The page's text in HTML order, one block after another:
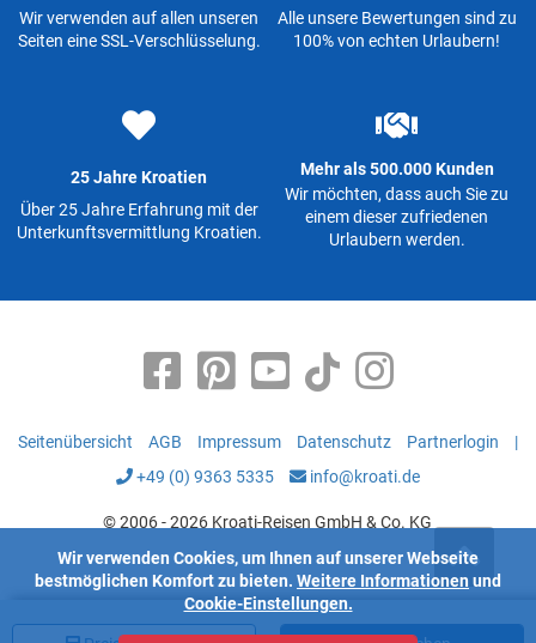
Wir verwenden auf allen unseren
Seiten eine SSL-Verschlüsselung.
Alle unsere Bewertungen sind zu
100% von echten Urlaubern!
25 Jahre Kroatien
Über 25 Jahre Erfahrung mit der
Unterkunftsvermittlung Kroatien.
Mehr als 500.000 Kunden
Wir möchten, dass auch Sie zu
einem dieser zufriedenen
Urlaubern werden.
Seitenübersicht AGB Impressum Datenschutz Partnerlogin
|
+49 (0) 9363 5335
info@kroati.de
© 2006 - 2026 Kroati-Reisen GmbH & Co. KG
Wir verwenden Cookies, um Ihnen auf unserer Webseite
bestmöglichen Komfort zu bieten. Weitere Informationen und
Cookie-Einstellungen.